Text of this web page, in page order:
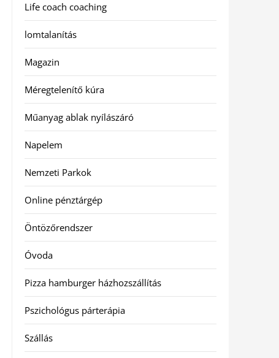
Life coach coaching
lomtalanítás
Magazin
Méregtelenítő kúra
Műanyag ablak nyílászáró
Napelem
Nemzeti Parkok
Online pénztárgép
Öntözőrendszer
Óvoda
Pizza hamburger házhozszállítás
Pszichológus párterápia
Szállás